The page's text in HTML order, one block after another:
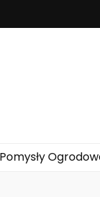
Pomysły